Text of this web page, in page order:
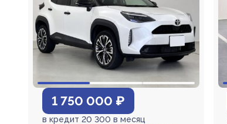
1 750 000 ₽
в кредит 20 300 в месяц